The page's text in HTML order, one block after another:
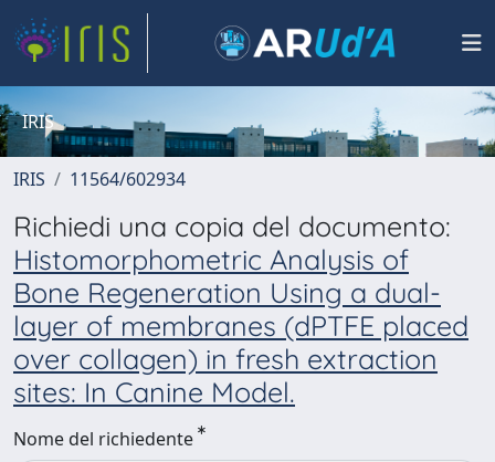
IRIS
IRIS 11564/602934
Richiedi una copia del documento:
Histomorphometric Analysis of
Bone Regeneration Using a dual-
layer of membranes (dPTFE placed
over collagen) in fresh extraction
sites: In Canine Model.
Nome del richiedente